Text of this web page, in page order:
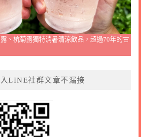
、杭菊露獨特消暑清涼飲品，超過70年的古
LINE社群文章不漏接